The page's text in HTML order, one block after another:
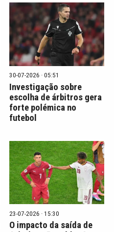
30-07-2026 · 05:51
Investigação sobre
escolha de árbitros gera
forte polémica no
futebol
23-07-2026 · 15:30
O impacto da saída de